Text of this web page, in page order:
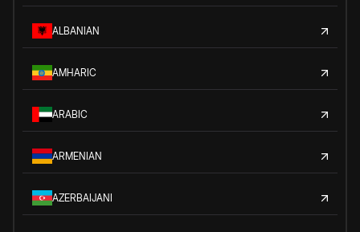
ALBANIAN
AMHARIC
ARABIC
ARMENIAN
AZERBAIJANI